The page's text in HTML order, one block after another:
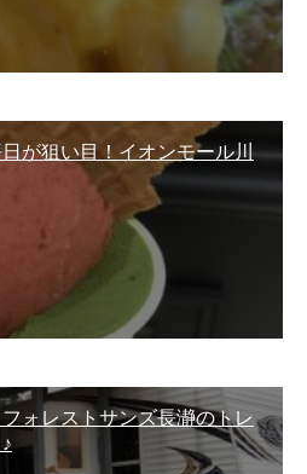
が狙い目！イオンモール川
ォレストサンズ長瀞のトレ